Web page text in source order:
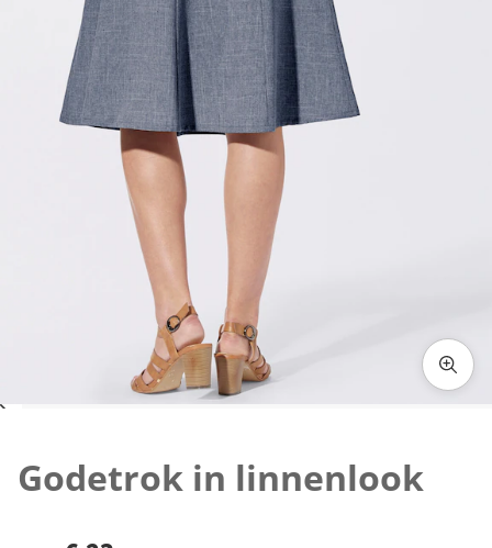
Klik om de afbeelding te vergroten
Godetrok in linnenlook